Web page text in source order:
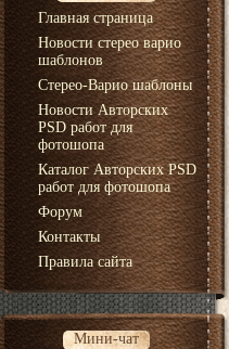
Главная страница
Новости стерео варио
шаблонов
Стерео-Варио шаблоны
Новости Авторских
PSD работ для
фотошопа
Каталог Авторских PSD
работ для фотошопа
Форум
Контакты
Правила сайта
Мини-чат